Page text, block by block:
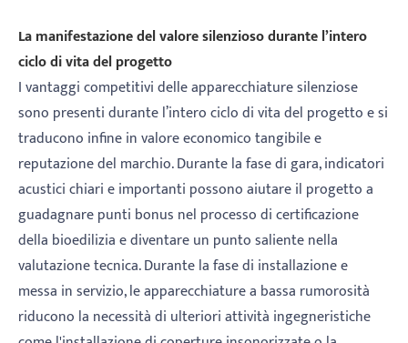
La manifestazione del valore silenzioso durante l’intero
ciclo di vita del progetto
I vantaggi competitivi delle apparecchiature silenziose
sono presenti durante l’intero ciclo di vita del progetto e si
traducono infine in valore economico tangibile e
reputazione del marchio. Durante la fase di gara, indicatori
acustici chiari e importanti possono aiutare il progetto a
guadagnare punti bonus nel processo di certificazione
della bioedilizia e diventare un punto saliente nella
valutazione tecnica. Durante la fase di installazione e
messa in servizio, le apparecchiature a bassa rumorosità
riducono la necessità di ulteriori attività ingegneristiche